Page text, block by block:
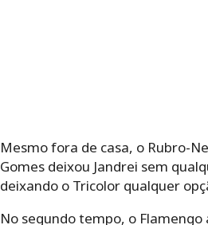
Mesmo fora de casa, o Rubro-
Gomes deixou Jandrei sem
deixando o Tricolor qualquer
No segundo tempo, o